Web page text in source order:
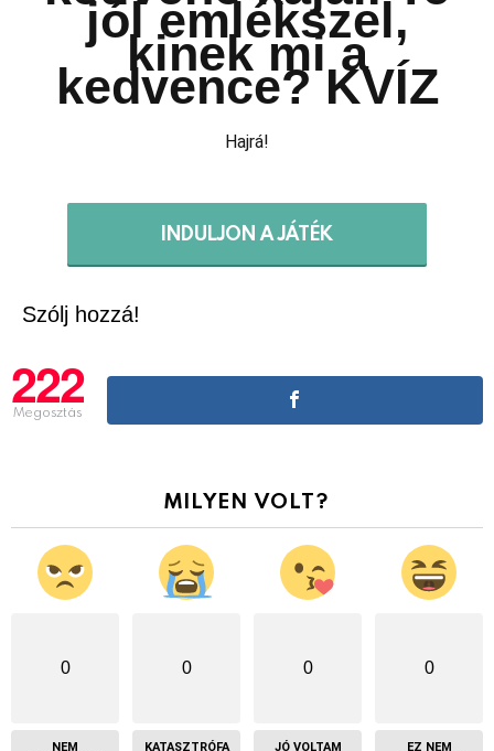
jól emlékszel,
kinek mi a
kedvence? KVÍZ
Hajrá!
INDULJON A JÁTÉK
Szólj hozzá!
222
Megosztás
MILYEN VOLT?
0
NEM
0
KATASZTRÓFA
0
JÓ VOLTAM
0
EZ NEM